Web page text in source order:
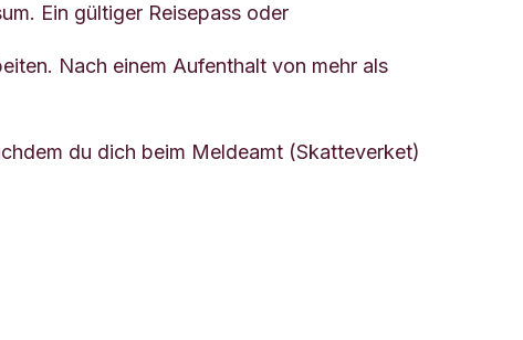
Ein gültiger Reisepass oder
Nach einem Aufenthalt von mehr als
du dich beim Meldeamt (Skatteverket)